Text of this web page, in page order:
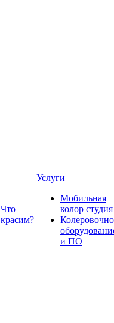
Что
красим?
Услуги
Мобильная
колор студия
и ПО